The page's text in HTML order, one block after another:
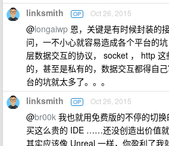
linksmith OP Oct 26, 2015
@longaiwp 恩，关键是有时候封装的
问，一不小心就容易造成各个平台的
层数据交互的协议， socket ， http
的，甚至是私有的，数据交互都得自
台的坑就太多了。。。
linksmith OP Oct 26, 2015
@br00k 我也就用免费版的不停的切
买这么贵的 IDE ……还没创造出价值就
其实应该像 Unreal 一样，你盈利了我